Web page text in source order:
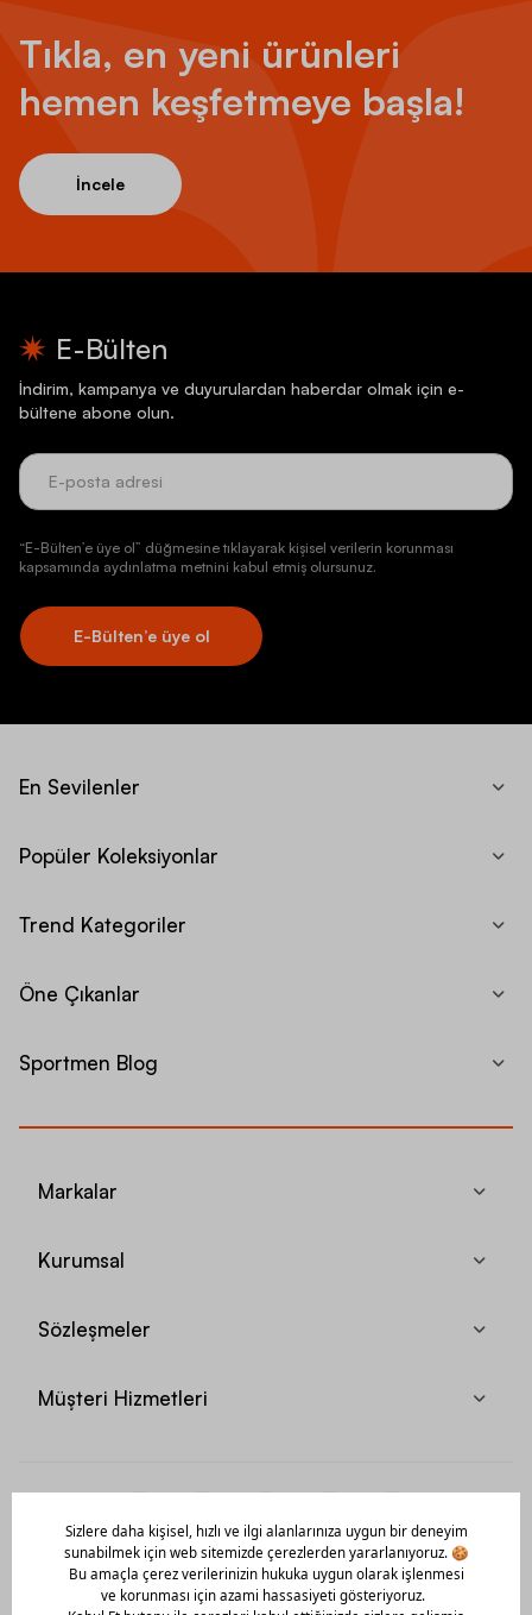
Tıkla, en yeni ürünleri
hemen keşfetmeye başla!
İncele
E-Bülten
İndirim, kampanya ve duyurulardan haberdar olmak için e-
bültene abone olun.
“E-Bülten’e üye ol” düğmesine tıklayarak kişisel verilerin korunması
kapsamında aydınlatma metnini kabul etmiş olursunuz.
E-Bülten’e üye ol
En Sevilenler
Popüler Koleksiyonlar
Trend Kategoriler
Öne Çıkanlar
Sportmen Blog
Markalar
Kurumsal
Sözleşmeler
Müşteri Hizmetleri
Mobil Uygulamamızı Hemen İndir!